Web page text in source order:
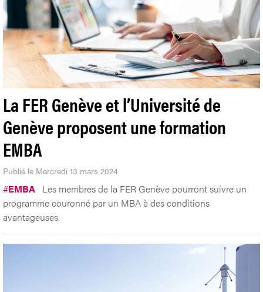
La FER Genève et l’Université de
Genève proposent une formation
EMBA
Publié le Mercredi 13 mars 2024
#EMBA Les membres de la FER Genève pourront suivre un
programme couronné par un MBA à des conditions
avantageuses.